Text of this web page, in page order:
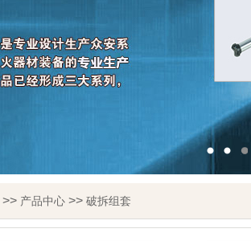
>> 产品中心 >> 破拆组套